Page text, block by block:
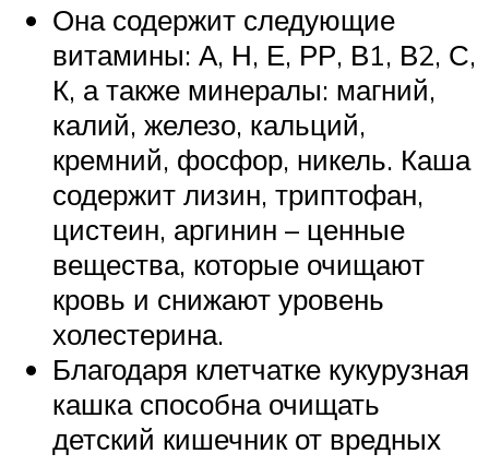
Она содержит следующие
витамины: А, Н, Е, РР, В1, В2, С,
К, а также минералы: магний,
калий, железо, кальций,
кремний, фосфор, никель. Каша
содержит лизин, триптофан,
цистеин, аргинин – ценные
вещества, которые очищают
кровь и снижают уровень
холестерина.
Благодаря клетчатке кукурузная
кашка способна очищать
детский кишечник от вредных